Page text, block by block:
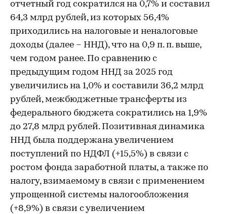
отчетный год сократился на 0,7% и составил
64,3 млрд рублей, из которых 56,4%
приходились на налоговые и неналоговые
доходы (далее – ННД), что на 0,9 п. п. выше,
чем годом ранее. По сравнению с
предыдущим годом ННД за 2025 год
увеличились на 1,0% и составили 36,2 млрд
рублей, межбюджетные трансферты из
федерального бюджета сократились на 1,9%
до 27,8 млрд рублей. Позитивная динамика
ННД была поддержана увеличением
поступлений по НДФЛ (+15,5%) в связи с
ростом фонда заработной платы, а также по
налогу, взимаемому в связи с применением
упрощенной системы налогообложения
(+8,9%) в связи с увеличением